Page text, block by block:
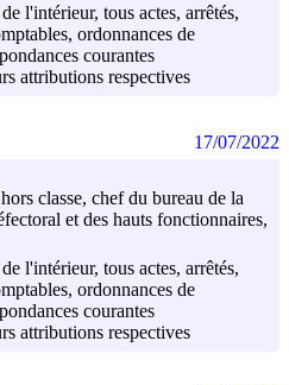
l'intérieur, tous actes, arrêtés,
ordonnances de
courantes
attributions respectives
classe, chef du bureau de la
et des hauts fonctionnaires,
l'intérieur, tous actes, arrêtés,
ordonnances de
courantes
attributions respectives
17/07/2022